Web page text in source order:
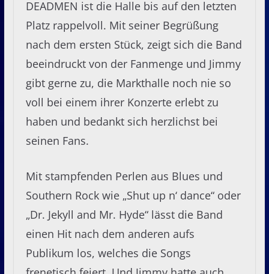
DEADMEN ist die Halle bis auf den letzten
Platz rappelvoll. Mit seiner Begrüßung
nach dem ersten Stück, zeigt sich die Band
beeindruckt von der Fanmenge und Jimmy
gibt gerne zu, die Markthalle noch nie so
voll bei einem ihrer Konzerte erlebt zu
haben und bedankt sich herzlichst bei
seinen Fans.
Mit stampfenden Perlen aus Blues und
Southern Rock wie „Shut up n‘ dance“ oder
„Dr. Jekyll and Mr. Hyde“ lässt die Band
einen Hit nach dem anderen aufs
Publikum los, welches die Songs